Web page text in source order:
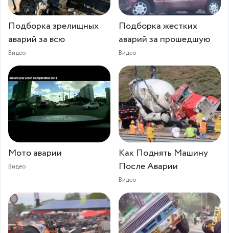
Подборка зрелищных
аварий за всю
Видео
Подборка жестких
аварий за прошедшую
Видео
Мото аварии
Видео
Как Поднять Машину
После Аварии
Видео